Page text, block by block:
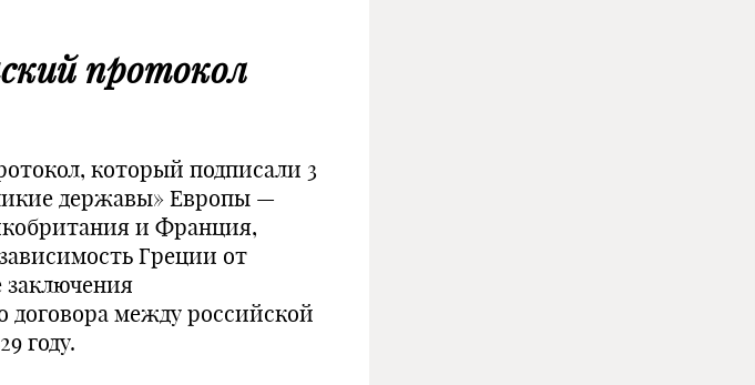
протокол
который подписали 3
державы» Европы —
и Франция,
Греции от
договора между российской
году.